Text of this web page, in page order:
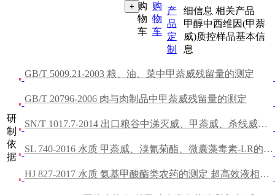
购
物
车
购
物
车
产
品
定
制
细信息 相关产品
甲醇中西维因(甲萘
威)质控样品基本信
息
研
制
依
据
GB/T 5009.21-2003 粮、油、菜中甲萘威残留量的测定
GB/T 20796-2006 肉与肉制品中甲萘威残留量的测定
SN/T 1017.7-2014 出口粮谷中涕灭威、甲萘威、杀线威、恶虫威、抗蚜威残留量的测定
SL 740-2016 水质 甲萘威、溴氰菊酯、微囊藻毒素-LR的测定 高效液相色谱法
HJ 827-2017 水质 氨基甲酸酯类农药的测定 超高效液相色谱-三重四极杆质谱法